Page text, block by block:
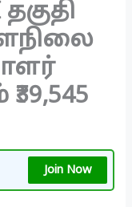
Join Now